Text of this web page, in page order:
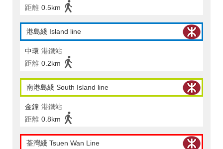
距離 0.5km
港島綫 Island line
中環 港鐵站
距離 0.2km
南港島綫 South Island line
金鐘 港鐵站
距離 0.8km
荃灣綫 Tsuen Wan Line